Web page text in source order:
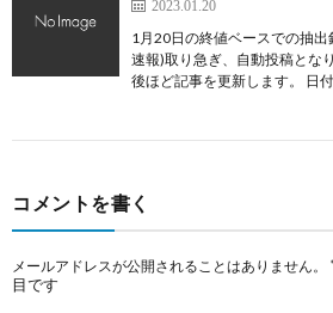
2023.01.20
1月20日の終値ベースでの抽
速報)取り急ぎ、自動投稿とな
後ほど記事を更新します。 日
コメントを書く
メールアドレスが公開されることはありません。
目です